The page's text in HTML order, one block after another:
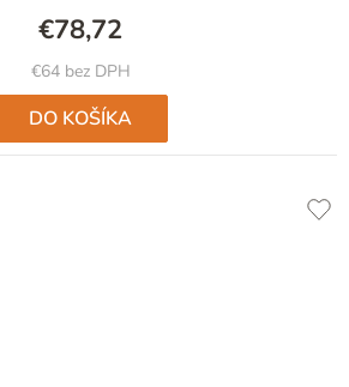
€64 bez DPH
€78,72
DO KOŠÍKA